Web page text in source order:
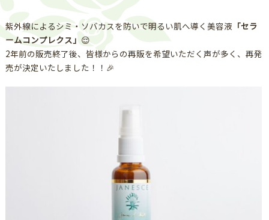
紫外線によるシミ・ソバカスを防いで明るい肌へ導く美容液 「セラ
ームコンプレクス」 😌
2年前の販売終了後、皆様からの再販を希望いただく声が多く、再発
売が決定いたしました！！🎉